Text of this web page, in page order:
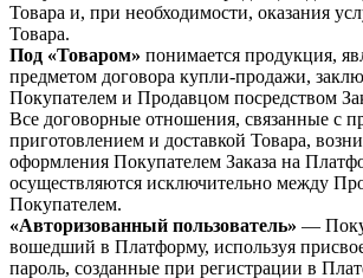
Товара и, при необходимости, оказания
Товара.
Под «Товаром» понимается продукция,
предметом договора купли-продажи,
Покупателем и Продавцом посредством
Все договорные отношения, связанные с
приготовлением и доставкой Товара,
оформления Покупателем Заказа на
осуществляются исключительно между
Покупателем.
«Авторизованный пользователь» —
вошедший в Платформу, используя
пароль, созданные при регистрации в